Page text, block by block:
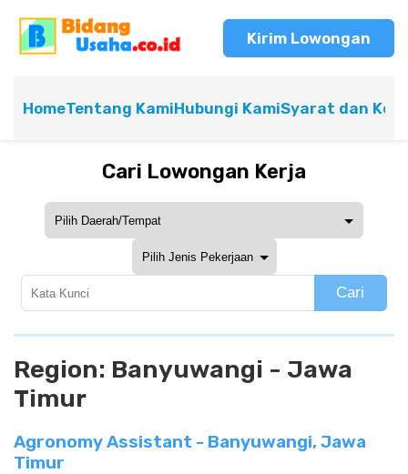
Kirim Lowongan
HomeTentang KamiHubungi KamiSyarat dan
Cari Lowongan Kerja
Cari
Region: Banyuwangi - Jawa
Timur
Agronomy Assistant - Banyuwangi, Jawa
Timur